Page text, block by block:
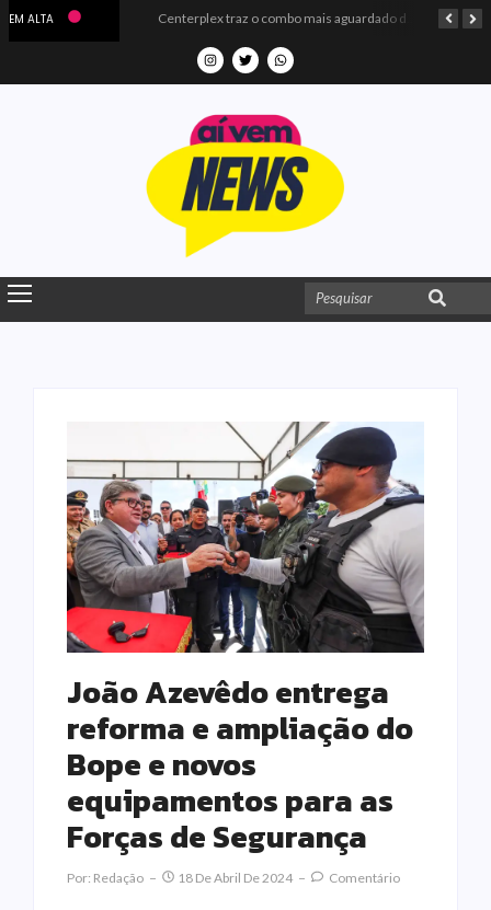
EM ALTA
João Azevêdo entrega
reforma e ampliação do
Bope e novos
equipamentos para as
Forças de Segurança
Por: Redação 18 De Abril De 2024 Comentário